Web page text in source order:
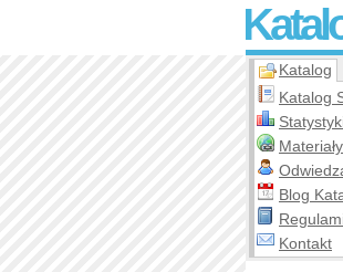
Katalog
Katalog
Blog
Kontakt